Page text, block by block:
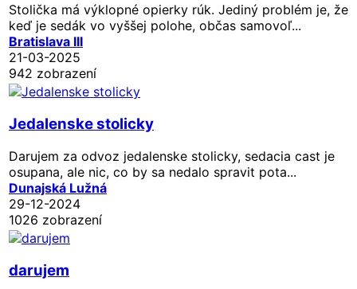
Stolička má výklopné opierky rúk. Jediný problém je, že
keď je sedák vo vyššej polohe, občas samovoľ...
Bratislava III
21-03-2025
942 zobrazení
Jedalenske stolicky
Darujem za odvoz jedalenske stolicky, sedacia cast je
osupana, ale nic, co by sa nedalo spravit pota...
Dunajská Lužná
29-12-2024
1026 zobrazení
darujem